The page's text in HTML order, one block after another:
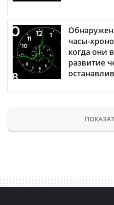
часы-
когда они
развитие